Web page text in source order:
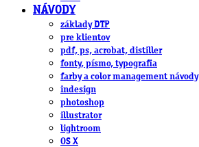
NÁVODY
základy DTP
pre klientov
pdf, ps, acrobat, distiller
fonty, písmo, typografia
farby a color management návody
indesign
photoshop
illustrator
lightroom
OS X